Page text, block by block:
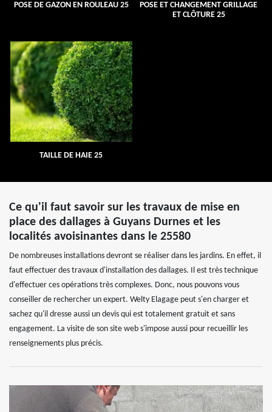
POSE DE GAZON EN ROULEAU 25
POSE ET CHANGEMENT GRILLAGE
ET CLÔTURE 25
TAILLE DE HAIE 25
Ce qu'il faut savoir sur les travaux de mise en
place des dallages à Guyans Durnes et les
localités avoisinantes dans le 25580
De nombreuses installations devront se réaliser dans les jardins. En effet, il
faut effectuer des travaux d'installation des dallages. Il est très technique
d'effectuer ces opérations très complexes. Donc, nous pouvons vous
conseiller de rechercher un expert. Welty Elagage peut s'en charger et
sachez qu'il dresse aussi un devis qui est totalement gratuit et sans
engagement. La visite de son site web s'impose aussi pour recueillir les
renseignements plus précis.